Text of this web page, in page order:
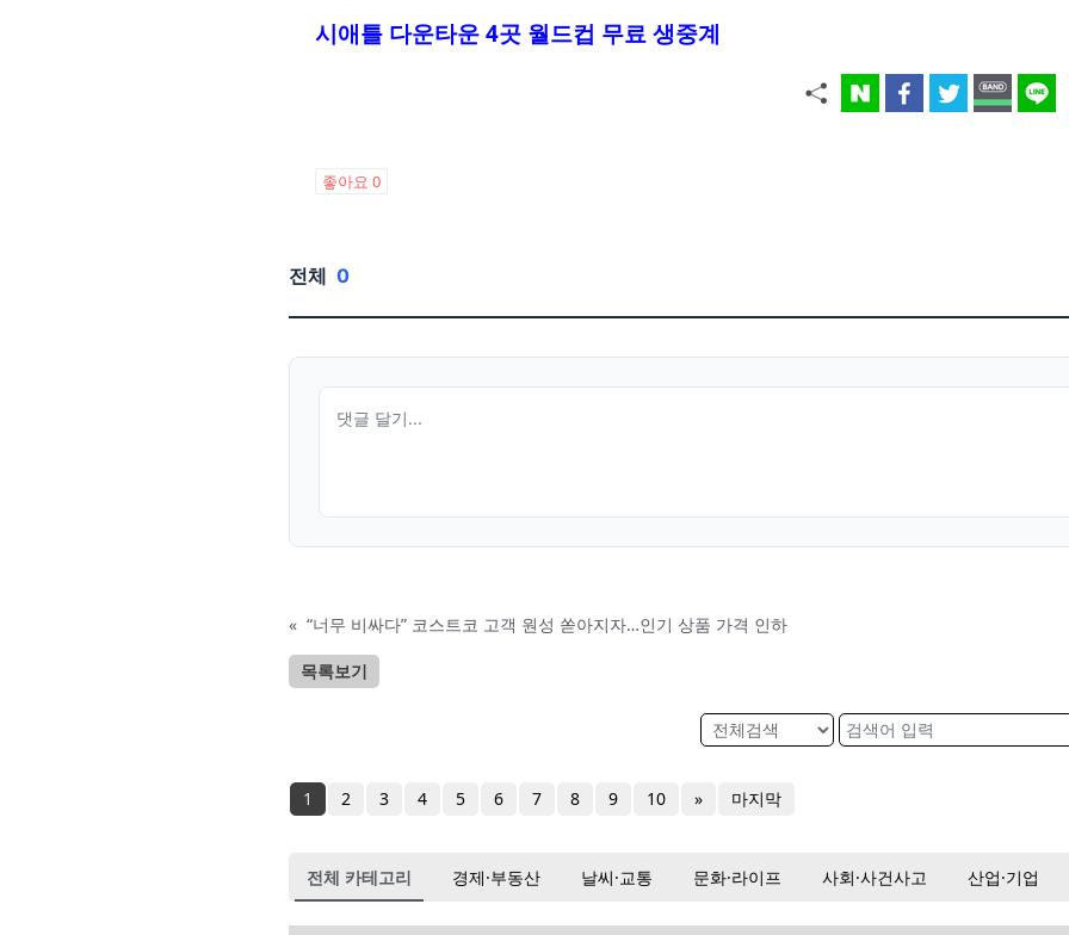
시애틀 다운타운 4곳 월드컵 무료 생중계
좋아요 0
전체 0
« “너무 비싸다” 코스트코 고객 원성 쏟아지자…인기 상품 가격 인하
목록보기
1 2 3 4 5 6 7 8 9 10 » 마지막
전체 카테고리 경제·부동산 날씨·교통 문화·라이프 사회·사건사고 산업·기업